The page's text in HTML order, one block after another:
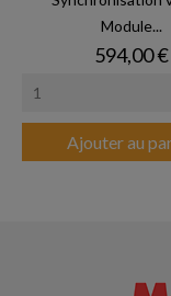
Module...
Prix
594,00 €
Ajouter au